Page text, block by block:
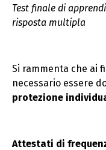
Test finale di
risposta multipla
Si rammenta che ai
necessario essere
protezione
Attestati di